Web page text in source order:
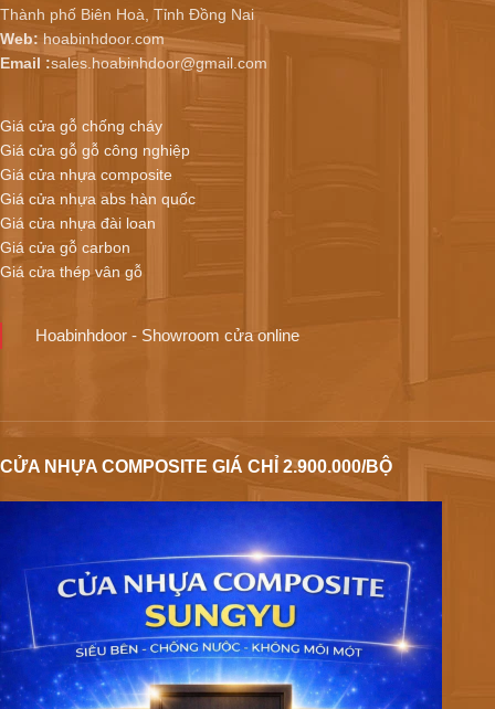
Thành phố Biên Hoà, Tỉnh Đồng Nai
Web: hoabinhdoor.com
Email :sales.hoabinhdoor@gmail.com
Giá cửa gỗ chống cháy
Giá cửa gỗ gỗ công nghiệp
Giá cửa nhựa composite
Giá cửa nhựa abs hàn quốc
Giá cửa nhựa đài loan
Giá cửa gỗ carbon
Giá cửa thép vân gỗ
Hoabinhdoor - Showroom cửa online
CỬA NHỰA COMPOSITE GIÁ CHỈ 2.900.000/BỘ